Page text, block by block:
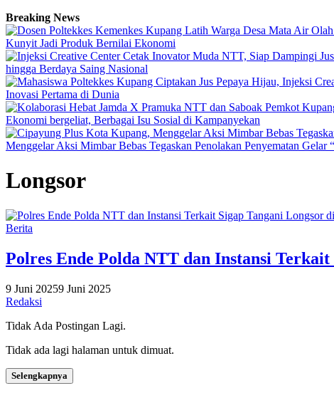
Breaking News
Kunyit Jadi Produk Bernilai Ekonomi
hingga Berdaya Saing Nasional
Inovasi Pertama di Dunia
Ekonomi bergeliat, Berbagai Isu Sosial di Kampanyekan
Menggelar Aksi Mimbar Bebas Tegaskan Penolakan Penyematan
Longsor
Berita
Polres Ende Polda NTT dan Instansi
9 Juni 20259 Juni 2025
Redaksi
Tidak Ada Postingan Lagi.
Tidak ada lagi halaman untuk dimuat.
Selengkapnya